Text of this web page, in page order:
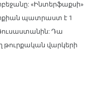
«Ինտերֆաքսի»
պատրաստ է 1
Դա
թուրքական վարկերի